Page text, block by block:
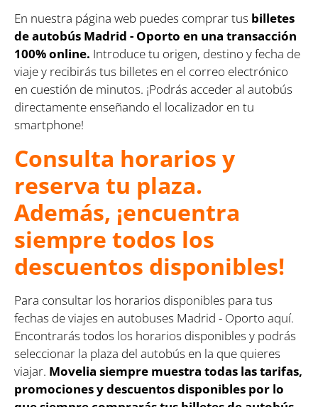
En nuestra página web puedes comprar tus billetes
de autobús Madrid - Oporto en una transacción
100% online. Introduce tu origen, destino y fecha de
viaje y recibirás tus billetes en el correo electrónico
en cuestión de minutos. ¡Podrás acceder al autobús
directamente enseñando el localizador en tu
smartphone!
Consulta horarios y
reserva tu plaza.
Además, ¡encuentra
siempre todos los
descuentos disponibles!
Para consultar los horarios disponibles para tus
fechas de viajes en autobuses Madrid - Oporto aquí.
Encontrarás todos los horarios disponibles y podrás
seleccionar la plaza del autobús en la que quieres
viajar. Movelia siempre muestra todas las tarifas,
promociones y descuentos disponibles por lo